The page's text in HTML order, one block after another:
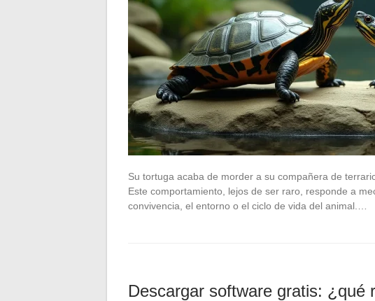
Su tortuga acaba de morder a su compañera de
Este comportamiento, lejos de ser raro, responde a
convivencia, el entorno o el ciclo de vida del animal.…
Descargar software gratis: ¿qué